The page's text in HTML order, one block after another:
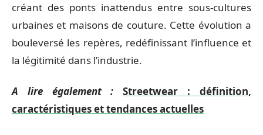
créant des ponts inattendus entre sous-cultures
urbaines et maisons de couture. Cette évolution a
bouleversé les repères, redéfinissant l’influence et
la légitimité dans l’industrie.
A lire également :
Streetwear : définition,
caractéristiques et tendances actuelles